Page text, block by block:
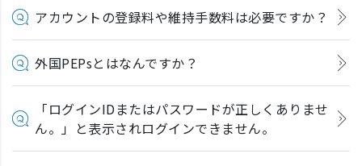
アカウントの登録料や維持手数料は必要ですか？
外国PEPsとはなんですか？
「ログインIDまたはパスワードが正しくありませ
ん。」と表示されログインできません。